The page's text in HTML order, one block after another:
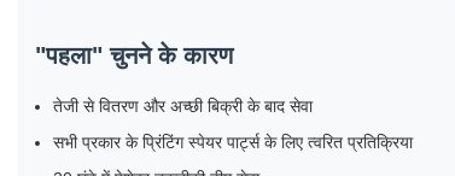
"पहला" चुनने के कारण
तेजी से वितरण और अच्छी बिक्री के बाद सेवा
सभी प्रकार के प्रिंटिंग स्पेयर पार्ट्स के लिए त्वरित प्रतिक्रिया